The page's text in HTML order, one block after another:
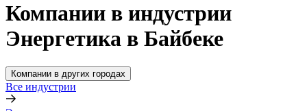
Компании в индустрии
Энергетика в Байбеке
Компании в других городах
Все индустрии